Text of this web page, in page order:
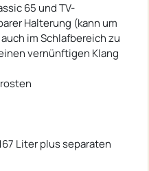
65 und TV-
Halterung (kann um
im Schlafbereich zu
vernünftigen Klang
Liter plus separaten